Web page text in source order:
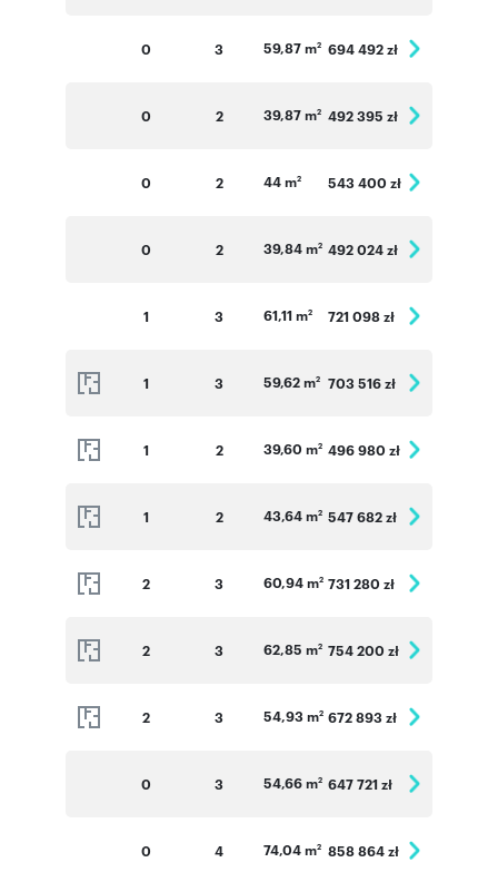
0 3 59,87 m2 694 492 zł
0 2 39,87 m2 492 395 zł
0 2 44 m2 543 400 zł
0 2 39,84 m2 492 024 zł
1 3 61,11 m2 721 098 zł
1 3 59,62 m2 703 516 zł
1 2 39,60 m2 496 980 zł
1 2 43,64 m2 547 682 zł
2 3 60,94 m2 731 280 zł
2 3 62,85 m2 754 200 zł
2 3 54,93 m2 672 893 zł
0 3 54,66 m2 647 721 zł
0 4 74,04 m2 858 864 zł